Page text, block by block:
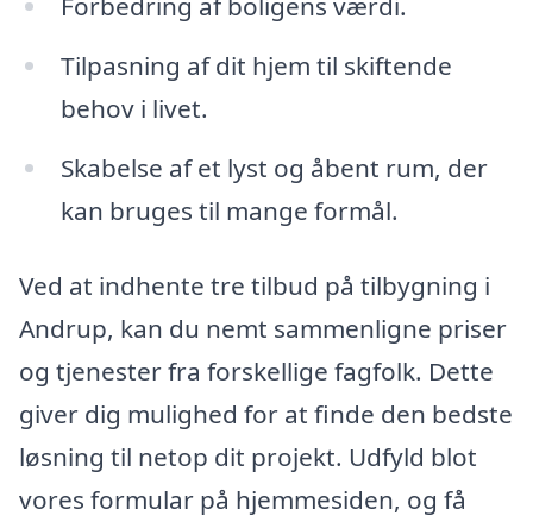
Tilpasning af dit hjem til skiftende
behov i livet.
Skabelse af et lyst og åbent rum, der
kan bruges til mange formål.
Ved at indhente tre tilbud på tilbygning i
Andrup, kan du nemt sammenligne priser
og tjenester fra forskellige fagfolk. Dette
giver dig mulighed for at finde den bedste
løsning til netop dit projekt. Udfyld blot
vores formular på hjemmesiden, og få